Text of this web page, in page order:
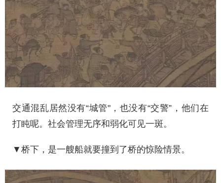
交通混乱居然没有“城管"，也没有“交警”，他们在
打盹呢。社会管理无序和弱化可见一斑。
▼桥下，是一艘船就要撞到了桥的惊险情景。